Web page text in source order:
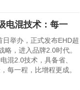
电混技术：每一
举办，正式发布EHD超
，进入品牌2.0时代。
2.0技术，具备省、
每一程，比增程更成。